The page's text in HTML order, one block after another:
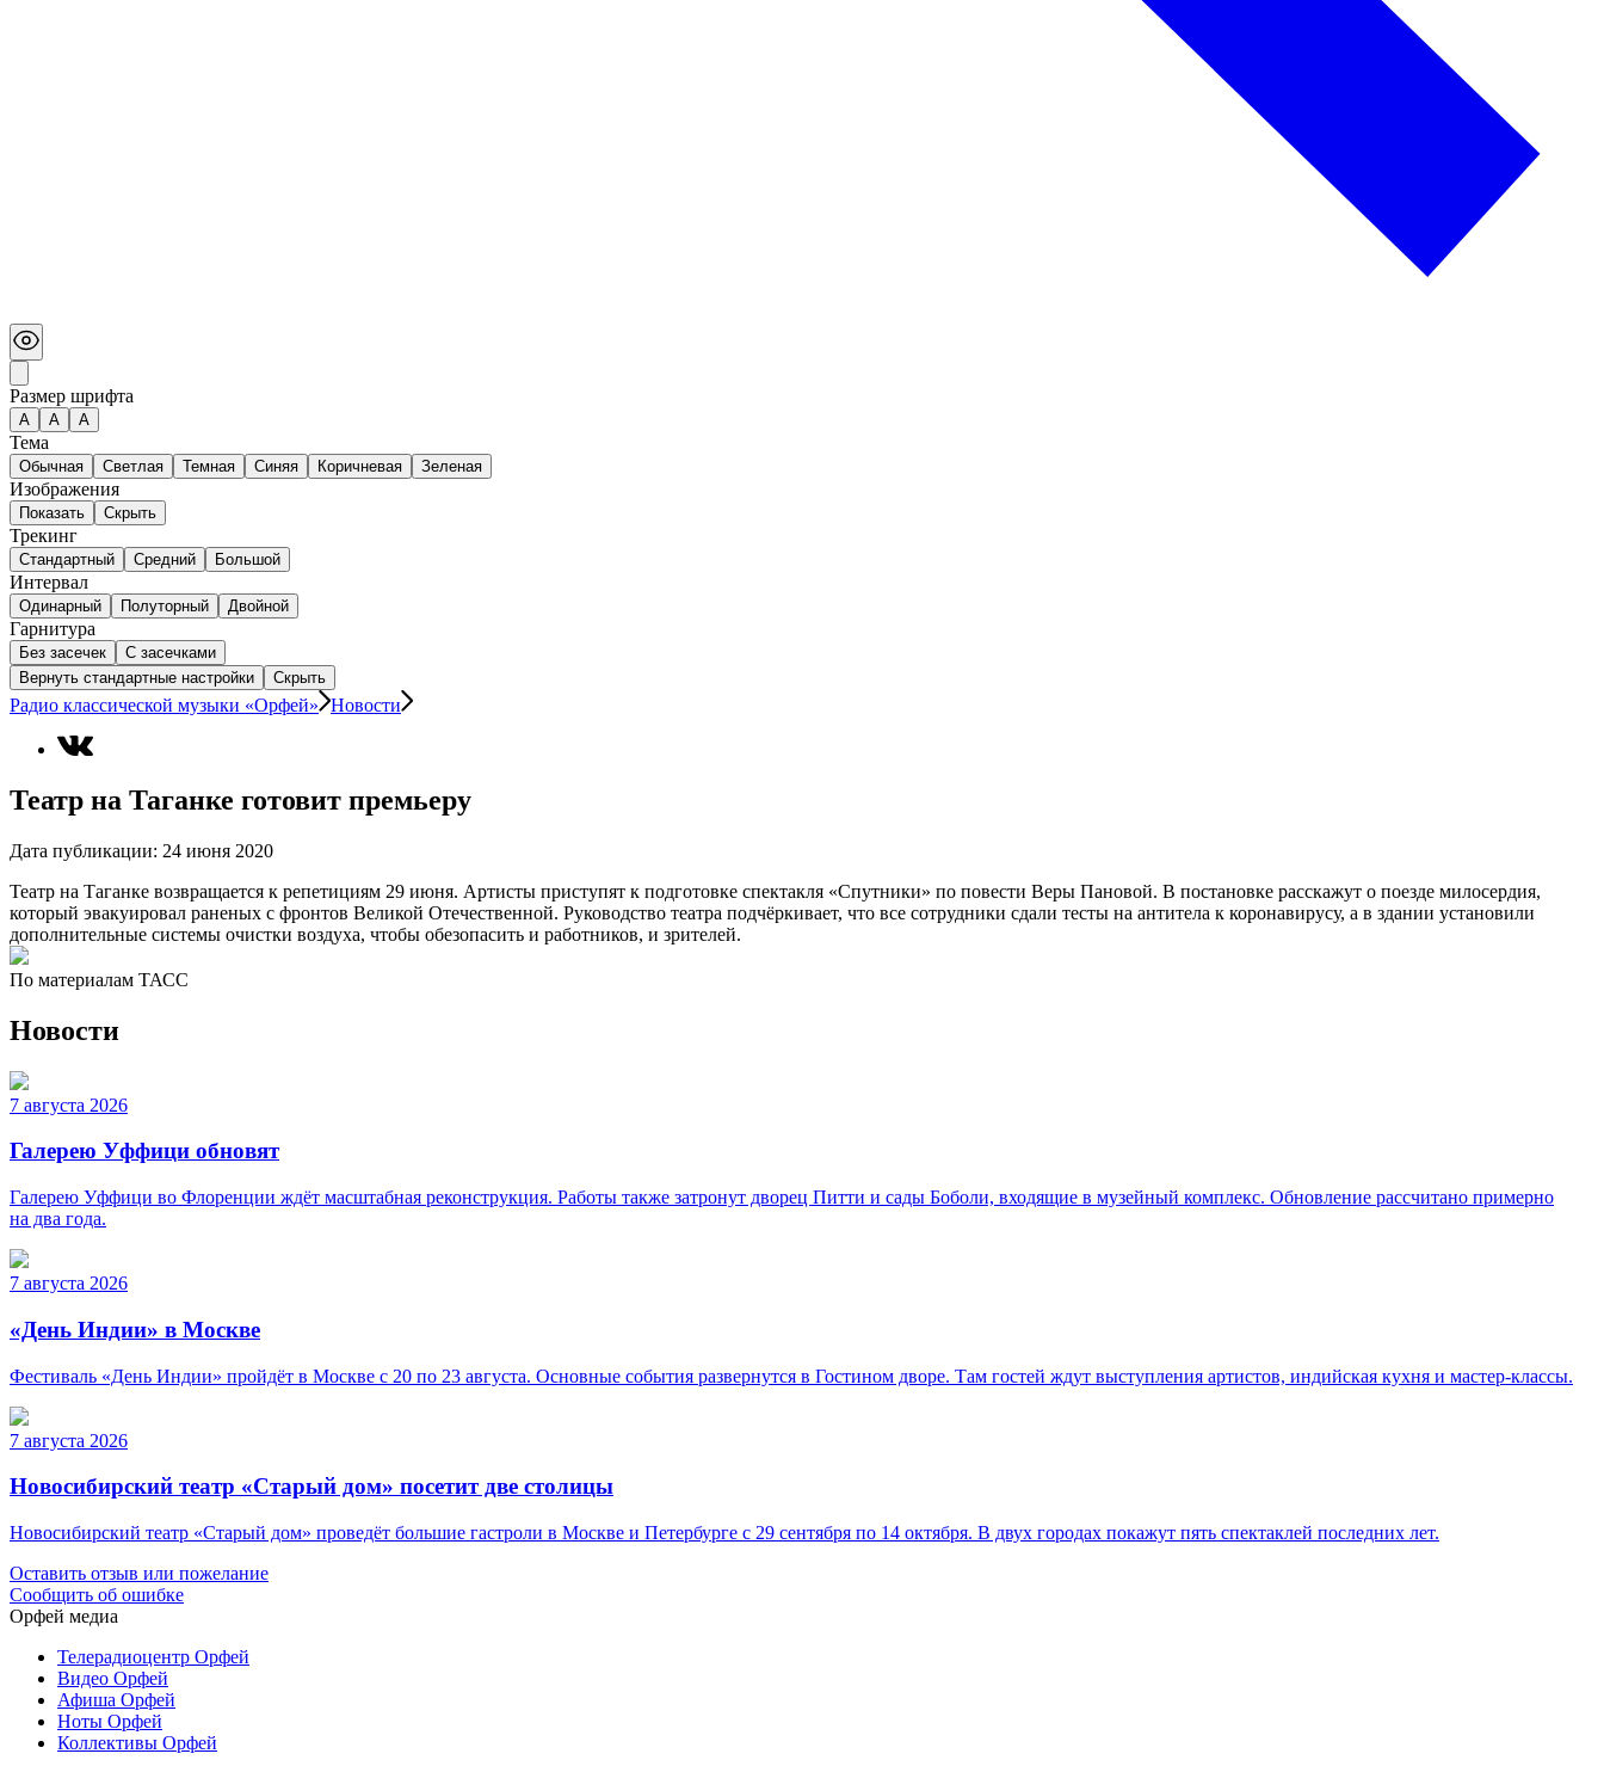
Размер шрифта
А A A
Тема
Обычная Светлая Темная Синяя Коричневая Зеленая
Изображения
Показать Скрыть
Трекинг
Стандартный Средний Большой
Интервал
Одинарный Полуторный Двойной
Гарнитура
Без засечек
С засечками
Вернуть стандартные настройки
Скрыть
Радио классической музыки «Орфей» Новости
Театр на Таганке готовит премьеру
Дата публикации: 24 июня 2020
Театр на Таганке возвращается к репетициям 29 июня. Артисты приступят к подготовке спектакля «Спутники» по повести Веры Пановой. В постановке расскажут о поезде милосердия,
который эвакуировал раненых с фронтов Великой Отечественной. Руководство театра подчёркивает, что все сотрудники сдали тесты на антитела к коронавирусу, а в здании установили
дополнительные системы очистки воздуха, чтобы обезопасить и работников, и зрителей.
По материалам ТАСС
Новости
7 августа 2026
Галерею Уффици обновят
Галерею Уффици во Флоренции ждёт масштабная реконструкция. Работы также затронут дворец Питти и сады Боболи, входящие в музейный комплекс. Обновление рассчитано примерно
на два года.
7 августа 2026
«День Индии» в Москве
Фестиваль «День Индии» пройдёт в Москве с 20 по 23 августа. Основные события развернутся в Гостином дворе. Там гостей ждут выступления артистов, индийская кухня и мастер-классы.
7 августа 2026
Новосибирский театр «Старый дом» посетит две столицы
Новосибирский театр «Старый дом» проведёт большие гастроли в Москве и Петербурге с 29 сентября по 14 октября. В двух городах покажут пять спектаклей последних лет.
Оставить отзыв или пожелание
Сообщить об ошибке
Орфей медиа
Телерадиоцентр Орфей
Видео Орфей
Афиша Орфей
Ноты Орфей
Коллективы Орфей